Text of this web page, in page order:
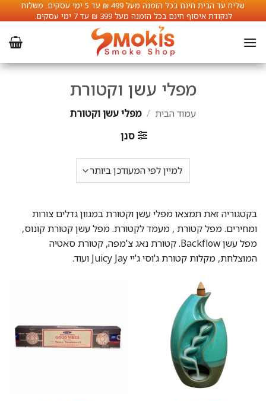
to
content
שליח עד הבית חינם בכל הזמנה מעל 499 ₪ עד 5 ימי עסקים. משלוח
לנקודת איסוף חינם בכל הזמנה מעל 399 ₪ עד 7 ימי עסקים.
מפלי עשן וקטורת
עמוד הבית / מפלי עשן וקטורת
סנן
בקטגוריה זאת תמצאו מפלי עשן וקטורת במגוון גדלים צורות
ומחירים. מפל קטורת , מעמד לקטורת. מפל עשן קטורת קונוס,
מפל עשן Backflow. קטורת נאג צ'מפה, קטורת סאטיה
המוצלחת, מקלות קטורת ג'וסי ג'יי Juicy Jay ועוד.